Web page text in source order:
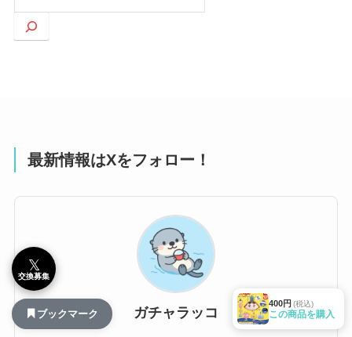
索
最新情報はXをフォロー！
ガチャラッコ
400円 (税込)
この商品を購入
𝕏
交換募集
ブックマーク